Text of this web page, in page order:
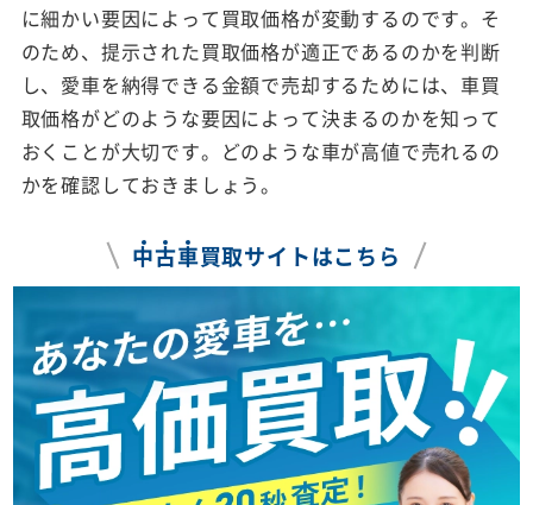
に細かい要因によって買取価格が変動するのです。そ
のため、提示された買取価格が適正であるのかを判断
し、愛車を納得できる金額で売却するためには、車買
取価格がどのような要因によって決まるのかを知って
おくことが大切です。どのような車が高値で売れるの
かを確認しておきましょう。
中古車買取サイトはこちら